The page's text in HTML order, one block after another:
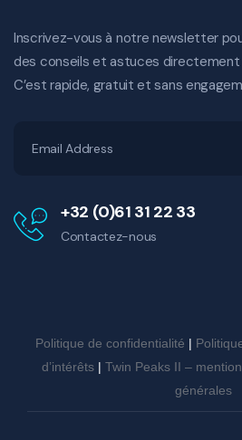
Inscrivez-vous à notre newsletter
des conseils et astuces
C’est rapide, gratuit et sans
+32 (0)61 31 22 33
Contactez-nous
Politique de confidentialité |
d’intérêts | Twin Peaks II –
générales